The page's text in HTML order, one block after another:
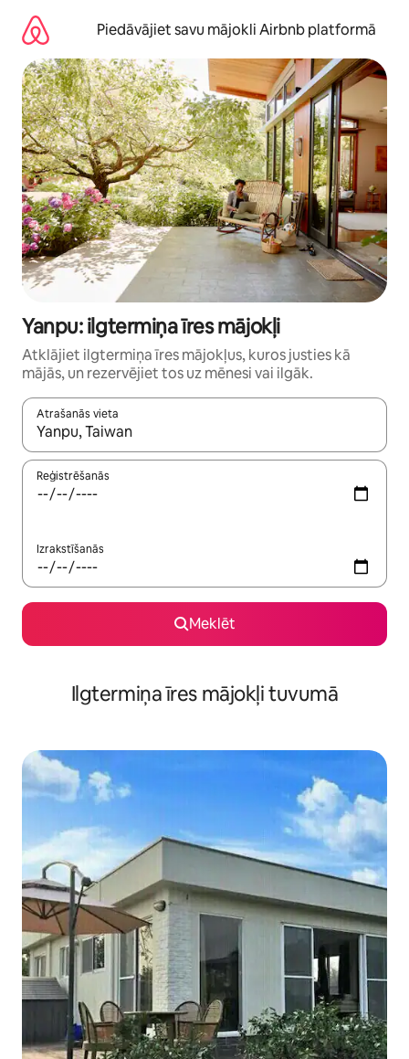
saturu
Piedāvājiet savu mājokli Airbnb platformā
Yanpu: ilgtermiņa īres mājokļi
Atklājiet ilgtermiņa īres mājokļus, kuros justies kā
mājās, un rezervējiet tos uz mēnesi vai ilgāk.
Atrašanās vieta
Kad rezultāti kļūs pieejami, izmantojiet bultiņu uz augšu un
Reģistrēšanās
Izrakstīšanās
Meklēt
Ilgtermiņa īres mājokļi tuvumā